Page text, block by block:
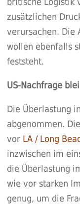
zusätzlichen
verursachen. Die
wollen ebenfalls
feststeht.
US-Nachfrage
Die Überlastung
abgenommen.
vor LA / Long
inzwischen im
die Überlastung
wie vor starken
genug, um die